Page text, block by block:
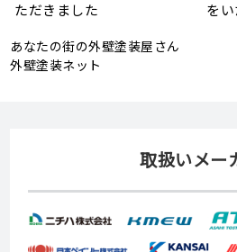
状、メンテナンス方法を解説 助金
あなたの街の外壁塗装屋さん
外壁塗装ネット
取扱いメー